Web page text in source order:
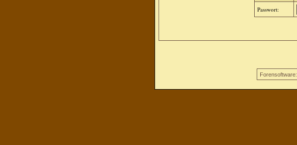
Passwort:
Forensoftware: